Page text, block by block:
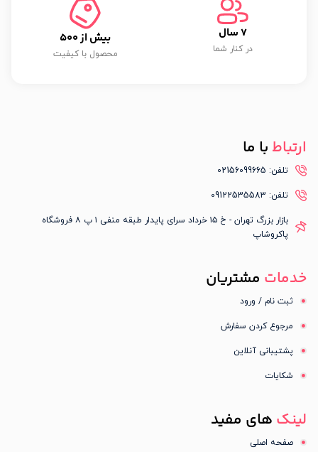
در کنار شما
7
محصول با کیفیت
بیش از 500
ارتباط با ما
تلفن: 02156099665
تلفن: 09122535583
بازار بزرگ تهران - خ ۱۵ خرداد سرای پایدار طبقه منفی ۱ پ ۸ فروشگاه
پاکروشاپ
خدمات مشتریان
ثبت نام / ورود
مرجوع کردن سفارش
پشتیبانی آنلاین
شکایات
لینک های مفید
صفحه اصلی